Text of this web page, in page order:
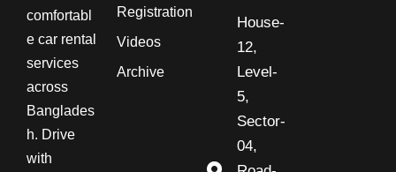
comfortabl
e car rental
services
across
Banglades
h. Drive
with
Registration
Videos
Archive
House-
12,
Level-
5,
Sector-
04,